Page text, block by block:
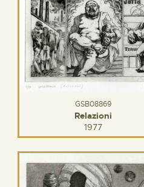
GSB08869
Relazioni
1977